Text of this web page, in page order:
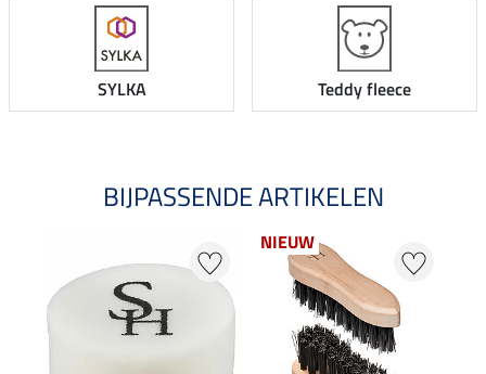
SYLKA Teddy fleece
BIJPASSENDE ARTIKELEN
NIEUW